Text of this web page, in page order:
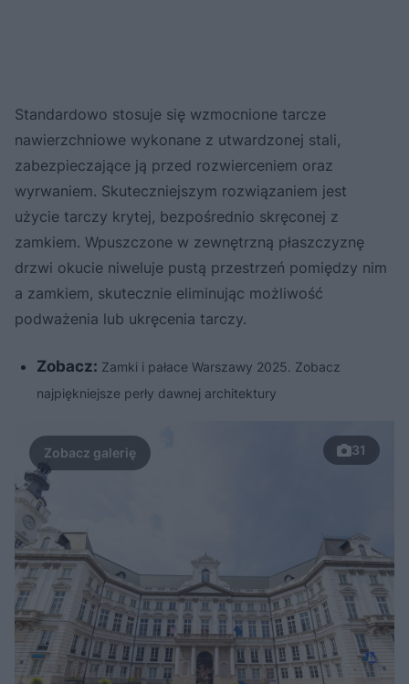
Standardowo stosuje się wzmocnione tarcze
nawierzchniowe wykonane z utwardzonej stali,
zabezpieczające ją przed rozwierceniem oraz
wyrwaniem. Skuteczniejszym rozwiązaniem jest
użycie tarczy krytej, bezpośrednio skręconej z
zamkiem. Wpuszczone w zewnętrzną płaszczyznę
drzwi okucie niweluje pustą przestrzeń pomiędzy nim
a zamkiem, skutecznie eliminując możliwość
podważenia lub ukręcenia tarczy.
Zobacz: Zamki i pałace Warszawy 2025. Zobacz
najpiękniejsze perły dawnej architektury
31